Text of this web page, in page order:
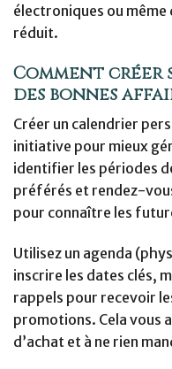
électroniques ou
réduit.
Comment
des bonnes
Créer un calendrier
initiative pour mieux
identifier les périodes
préférés et rendez-
pour connaître les
Utilisez un agenda
inscrire les dates clés,
rappels pour recevoir
promotions. Cela vous
d’achat et à ne rien